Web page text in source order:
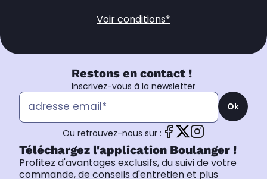
Voir conditions*
Restons en contact !
Inscrivez-vous à la newsletter
Ok
Ou retrouvez-nous sur :
Téléchargez l'application Boulanger !
Profitez d'avantages exclusifs, du suivi de votre
commande, de conseils d'entretien et plus